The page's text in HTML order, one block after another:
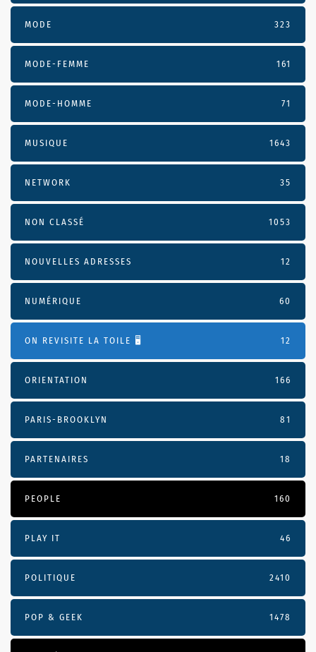
MODE 323
MODE-FEMME 161
MODE-HOMME 71
MUSIQUE 1643
NETWORK 35
NON CLASSÉ 1053
NOUVELLES ADRESSES 12
NUMÉRIQUE 60
ON REVISITE LA TOILE 🖥️ 12
ORIENTATION 166
PARIS-BROOKLYN 81
PARTENAIRES 18
PEOPLE 160
PLAY IT 46
POLITIQUE 2410
POP & GEEK 1478